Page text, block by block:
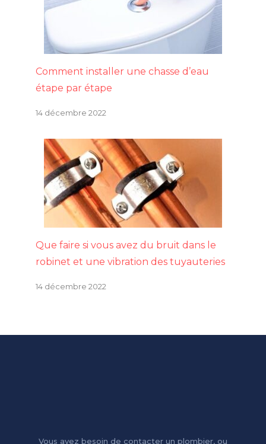
Comment installer une chasse d’eau
étape par étape
14 décembre 2022
Que faire si vous avez du bruit dans le
robinet et une vibration des tuyauteries
14 décembre 2022
Vous avez besoin de contacter un plombier, ou